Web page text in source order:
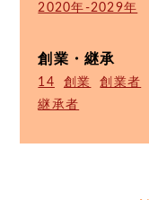
2020年-2029年
創業・継承
14 創業 創業者
継承者